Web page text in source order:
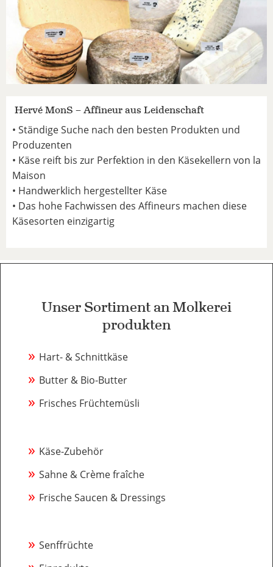
Hervé MonS – Affineur aus Leidenschaft
• Ständige Suche nach den besten Produkten und
Produzenten
• Käse reift bis zur Perfektion in den Käsekellern von la
Maison
• Handwerklich hergestellter Käse
• Das hohe Fachwissen des Affineurs machen diese
Käsesorten einzigartig
Unser Sortiment an Molkerei
produkten
» Hart- & Schnittkäse
» Butter & Bio-Butter
» Frisches Früchtemüsli
» Käse-Zubehör
» Sahne & Crème fraîche
» Frische Saucen & Dressings
» Senffrüchte